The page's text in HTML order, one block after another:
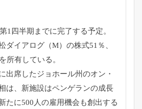
1四半期までに完了する予定。
ダイアログ（M）の株式51％、
所有している。
出席したジョホール州のオン・
は、新施設はペンゲランの成長
たに500人の雇用機会も創出する